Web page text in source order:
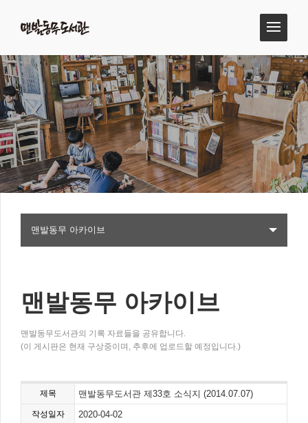
맨발동무 아카이브
맨발동무 아카이브
맨발동무도서관의 기록 자료들을 공유합니다.
(이 게시판은 현재 구상중이며, 추후에 업로드할 예정입니다.)
제목 맨발동무도서관 제33호 소식지 (2014.07.07)
작성일자 2020-04-02